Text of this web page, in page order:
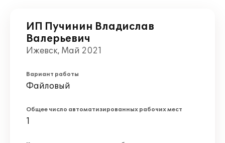
ИП Пучинин Владислав
Валерьевич
Ижевск, Май 2021
Вариант работы
Файловый
Общее число автоматизированных рабочих мест
1